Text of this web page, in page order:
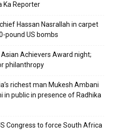
Ka Reporter
Hassan Nasrallah in carpet
pound US bombs
Achievers Award night;
philanthropy
richest man Mukesh Ambani
public in presence of Radhika
Congress to force South Africa